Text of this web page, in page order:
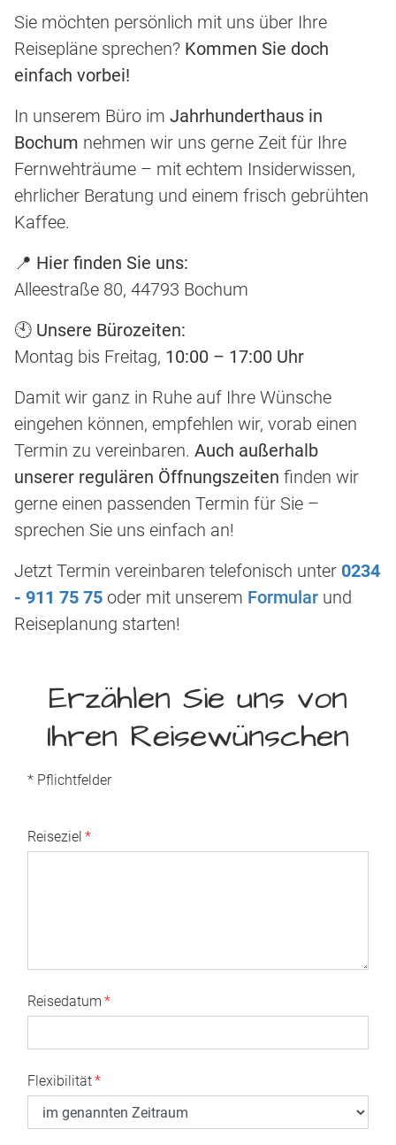
Sie möchten persönlich mit uns über Ihre
Reisepläne sprechen? Kommen Sie doch
einfach vorbei!
In unserem Büro im Jahrhunderthaus in
Bochum nehmen wir uns gerne Zeit für Ihre
Fernwehträume – mit echtem Insiderwissen,
ehrlicher Beratung und einem frisch gebrühten
Kaffee.
📍 Hier finden Sie uns:
Alleestraße 80, 44793 Bochum
🕙 Unsere Bürozeiten:
Montag bis Freitag, 10:00 – 17:00 Uhr
Damit wir ganz in Ruhe auf Ihre Wünsche
eingehen können, empfehlen wir, vorab einen
Termin zu vereinbaren. Auch außerhalb
unserer regulären Öffnungszeiten finden wir
gerne einen passenden Termin für Sie –
sprechen Sie uns einfach an!
Jetzt Termin vereinbaren telefonisch unter 0234
- 911 75 75 oder mit unserem Formular und
Reiseplanung starten!
Erzählen Sie uns von
Ihren Reisewünschen
* Pflichtfelder
Reiseziel *
Reisedatum *
Flexibilität*